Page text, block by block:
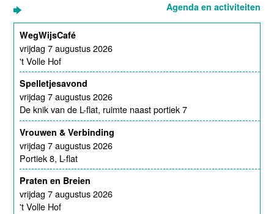
Agenda en activiteiten
WegWijsCafé
vrijdag 7 augustus 2026
't Volle Hof
Spelletjesavond
vrijdag 7 augustus 2026
De knik van de L-flat, ruimte naast portiek 7
Vrouwen & Verbinding
vrijdag 7 augustus 2026
Portiek 8, L-flat
Praten en Breien
vrijdag 7 augustus 2026
't Volle Hof